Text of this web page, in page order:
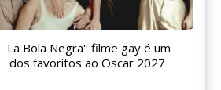
'La Bola Negra': filme gay é um
dos favoritos ao Oscar 2027